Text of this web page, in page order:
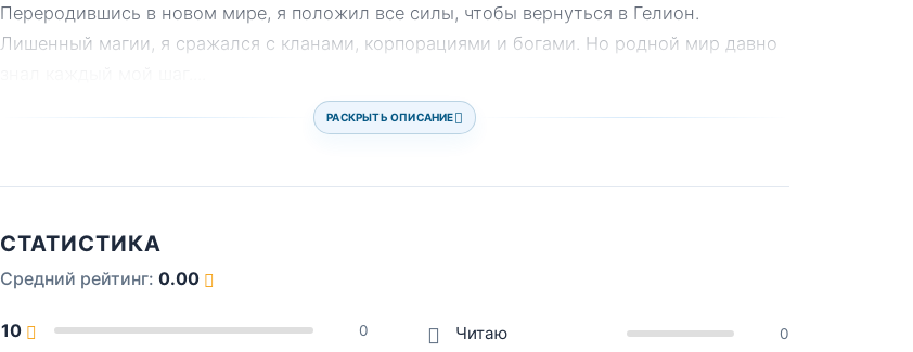
Переродившись в новом мире, я положил все силы, чтобы вернуться в Гелион.
Лишенный магии, я сражался с кланами, корпорациями и богами. Но родной мир давно
РАСКРЫТЬ ОПИСАНИЕ
СТАТИСТИКА
Средний рейтинг: 0.00
10 0 Читаю 0